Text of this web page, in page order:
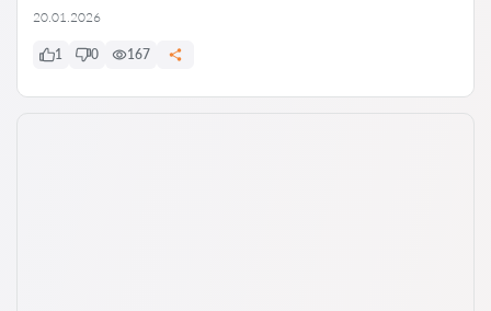
20.01.2026
1 0 167